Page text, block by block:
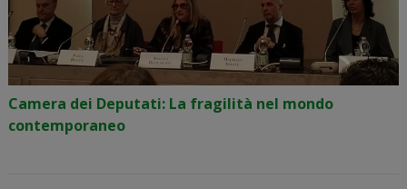
Camera dei Deputati: La fragilità nel mondo
contemporaneo